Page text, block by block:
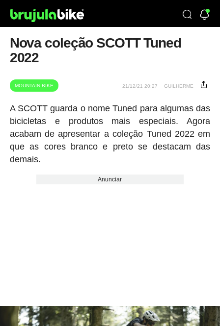
Nova coleção SCOTT Tuned
2022
MOUNTAIN BIKE 21/12/21 20:27 GUILHERME
A SCOTT guarda o nome Tuned para algumas das
bicicletas e produtos mais especiais. Agora
acabam de apresentar a coleção Tuned 2022 em
que as cores branco e preto se destacam das
demais.
Anunciar